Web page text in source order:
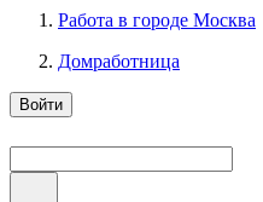
Работа в городе Москва
Домработница
Войти